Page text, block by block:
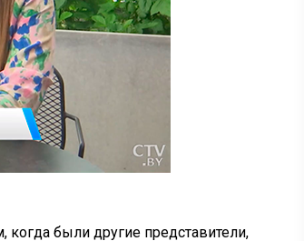
были другие представители,